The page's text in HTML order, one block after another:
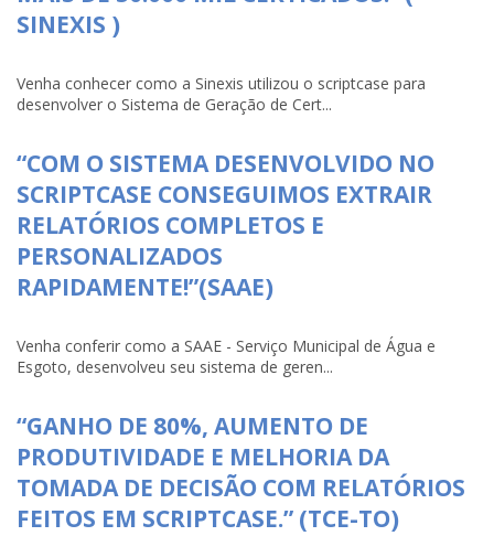
SINEXIS )
Venha conhecer como a Sinexis utilizou o scriptcase para
desenvolver o Sistema de Geração de Cert...
“COM O SISTEMA DESENVOLVIDO NO
SCRIPTCASE CONSEGUIMOS EXTRAIR
RELATÓRIOS COMPLETOS E
PERSONALIZADOS
RAPIDAMENTE!”(SAAE)
Venha conferir como a SAAE - Serviço Municipal de Água e
Esgoto, desenvolveu seu sistema de geren...
“GANHO DE 80%, AUMENTO DE
PRODUTIVIDADE E MELHORIA DA
TOMADA DE DECISÃO COM RELATÓRIOS
FEITOS EM SCRIPTCASE.” (TCE-TO)